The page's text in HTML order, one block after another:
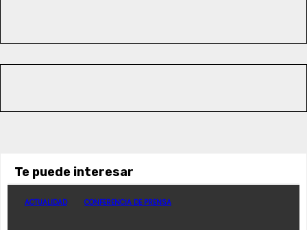
Te puede interesar
ACTUALIDAD CONFERENCIA DE PRENSA